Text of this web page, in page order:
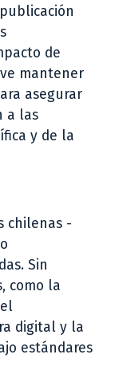
de
mantener
asegurar
a las
y de la
chilenas -
Sin
como la
digital y la
estándares